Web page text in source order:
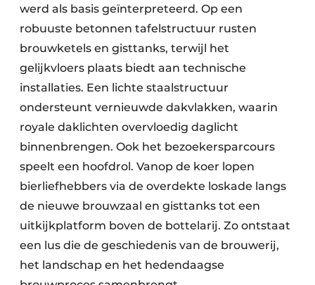
werd als basis geïnterpreteerd. Op een
robuuste betonnen tafelstructuur rusten
brouwketels en gisttanks, terwijl het
gelijkvloers plaats biedt aan technische
installaties. Een lichte staalstructuur
ondersteunt vernieuwde dakvlakken, waarin
royale daklichten overvloedig daglicht
binnenbrengen. Ook het bezoekersparcours
speelt een hoofdrol. Vanop de koer lopen
bierliefhebbers via de overdekte loskade langs
de nieuwe brouwzaal en gisttanks tot een
uitkijkplatform boven de bottelarij. Zo ontstaat
een lus die de geschiedenis van de brouwerij,
het landschap en het hedendaagse